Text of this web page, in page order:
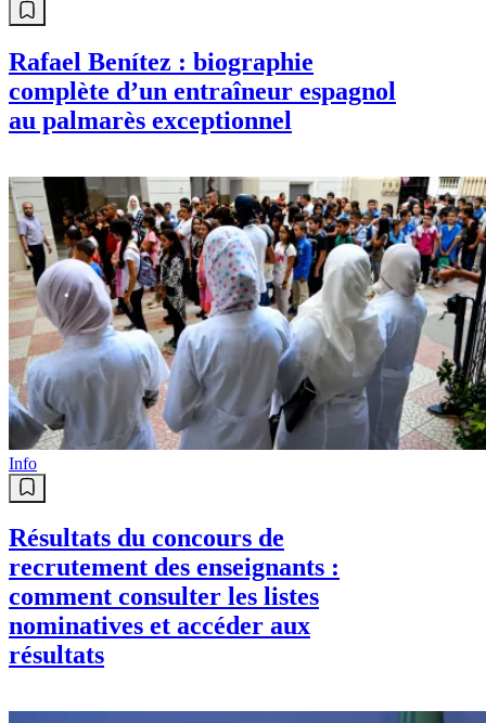
Rafael Benítez : biographie
complète d’un entraîneur espagnol
au palmarès exceptionnel
Info
Résultats du concours de
recrutement des enseignants :
comment consulter les listes
nominatives et accéder aux
résultats